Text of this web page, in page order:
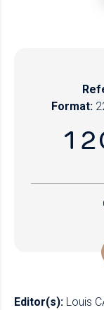
Format:
Editor(s): Louis